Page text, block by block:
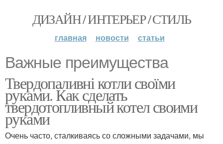
ДИЗАЙН / ИНТЕРЬЕР / СТИЛЬ
главная новости статьи
Важные преимущества
Твердопаливні котли своїми
руками. Как сделать
твердотопливный котел своими
руками
Очень часто, сталкиваясь со сложными задачами, мы